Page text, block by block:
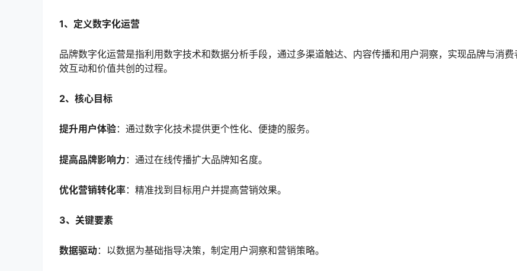
1、定义数字化运营
品牌数字化运营是指利用数字技术和数据分析手段，通过多渠道触达、内容传播和用户洞察，实现品牌与消费
效互动和价值共创的过程。
2、核心目标
提升用户体验：通过数字化技术提供更个性化、便捷的服务。
提高品牌影响力 ：通过在线传播扩大品牌知名度。
优化营销转化率：精准找到目标用户并提高营销效果。
3、关键要素
数据驱动：以数据为基础指导决策，制定用户洞察和营销策略。